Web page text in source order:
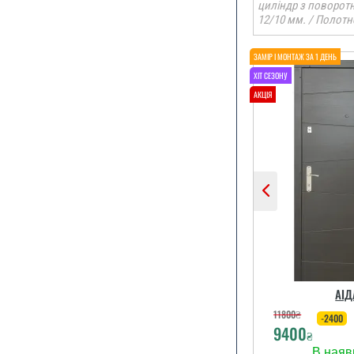
По
ми
циліндр з
12/10 мм. /
11800₴
9400₴
-2400